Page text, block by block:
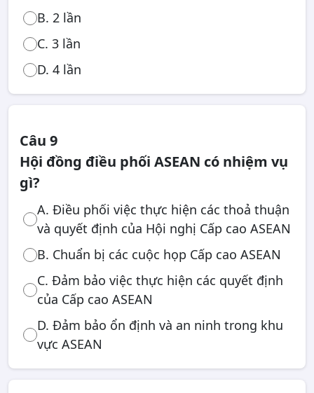
B. 2 lần
C. 3 lần
D. 4 lần
Câu 9
Hội đồng điều phối ASEAN có nhiệm vụ
gì?
A. Điều phối việc thực hiện các thoả thuận
và quyết định của Hội nghị Cấp cao ASEAN
B. Chuẩn bị các cuộc họp Cấp cao ASEAN
C. Đảm bảo việc thực hiện các quyết định
của Cấp cao ASEAN
D. Đảm bảo ổn định và an ninh trong khu
vực ASEAN